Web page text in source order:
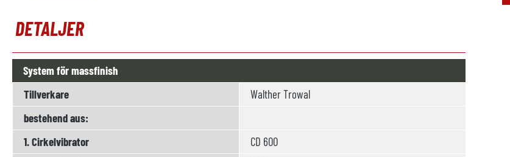
DETALJER
System för massfinish
Tillverkare
Walther Trowal
bestehend aus:
1. Cirkelvibrator
CD 600